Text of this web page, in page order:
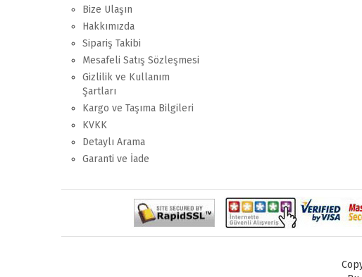
Bize Ulaşın
Hakkımızda
Sipariş Takibi
Mesafeli Satış Sözleşmesi
Gizlilik ve Kullanım
Şartları
Kargo ve Taşıma Bilgileri
KVKK
Detaylı Arama
Garanti ve İade